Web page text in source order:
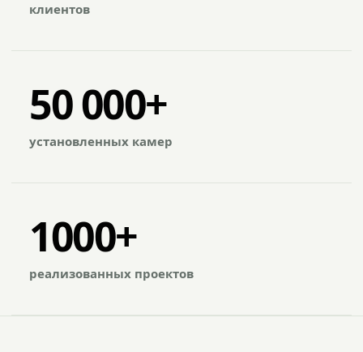
клиентов
50 000+
установленных камер
1000+
реализованных проектов